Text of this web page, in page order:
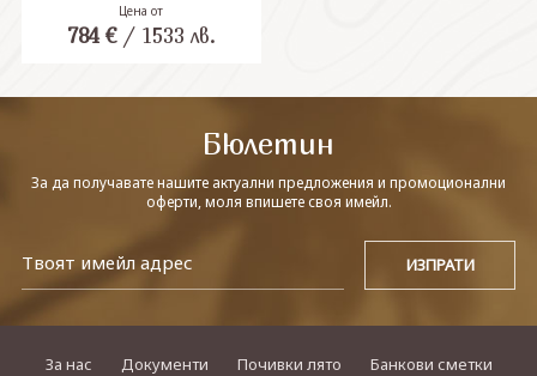
СВЪРЖЕТЕ СЕ С НАС
Цена от
784 €/ 1533 лв.
Бюлетин
За да получавате нашите актуални предложения и промоционални
оферти, моля впишете своя имейл.
За нас Документи Почивки лято
Банкови сметки